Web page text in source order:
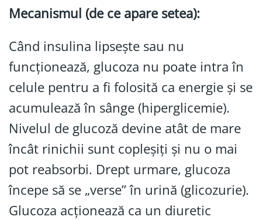
Mecanismul (de ce apare setea):
Când insulina lipsește sau nu
funcționează, glucoza nu poate intra în
celule pentru a fi folosită ca energie și se
acumulează în sânge (hiperglicemie).
Nivelul de glucoză devine atât de mare
încât rinichii sunt copleșiți și nu o mai
pot reabsorbi. Drept urmare, glucoza
începe să se „verse” în urină (glicozurie).
Glucoza acționează ca un diuretic